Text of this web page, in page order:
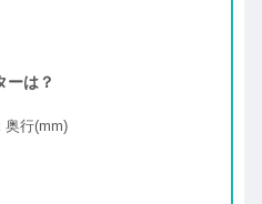
ーは？
奥行(mm)